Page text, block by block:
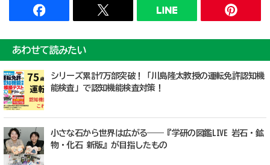
あわせて読みたい
シリーズ累計7万部突破！「川島隆太教授の運転免許認知機
能検査」で認知機能検査対策！
小さな石から世界は広がる――『学研の図鑑LIVE 岩石・鉱
物・化石 新版』が目指したもの